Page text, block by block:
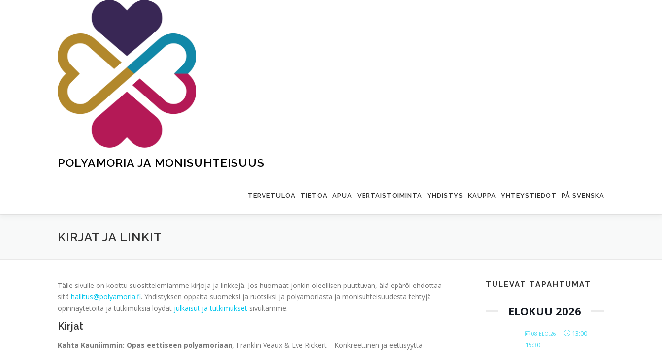
POLYAMORIA JA MONISUHTEISUUS
TERVETULOA TIETOA APUA VERTAISTOIMINTA YHDISTYS KAUPPA YHTEYSTIEDOT PÅ SVENSKA
KIRJAT JA LINKIT
Tälle sivulle on koottu suosittelemiamme kirjoja ja linkkejä. Jos huomaat jonkin oleellisen puuttuvan, älä epäröi ehdottaa
sitä hallitus@polyamoria.fi. Yhdistyksen oppaita suomeksi ja ruotsiksi ja polyamoriasta ja monisuhteisuudesta tehtyjä
opinnäytetöitä ja tutkimuksia löydät julkaisut ja tutkimukset sivultamme.
Kirjat
Kahta Kauniimmin: Opas eettiseen polyamoriaan, Franklin Veaux & Eve Rickert – Konkreettinen ja eettisyyttä
TULEVAT TAPAHTUMAT
ELOKUU 2026
08.ELO.26 13:00-
15:30